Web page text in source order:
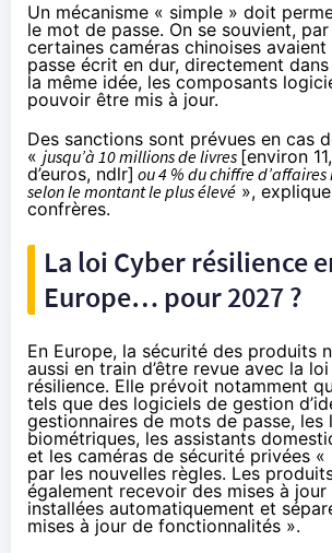
Un mécanisme « simple » doit
le mot de passe. On se souvient,
certaines caméras chinoises avaient
passe écrit en dur, directement
la même idée, les composants
pouvoir être mis à jour.
Des sanctions sont prévues en cas
« jusqu’à 10 millions de livres [environ
d’euros, ndlr] ou 4 % du chiffre
selon le montant le plus élevé »,
confrères.
La loi Cyber résilience
Europe… pour 2027 ?
En Europe, la sécurité des produits
aussi en train d’être revue avec la
résilience. Elle prévoit notamment
tels que des logiciels de gestion
gestionnaires de mots de passe, les
biométriques, les assistants
et les caméras de sécurité privées
par les nouvelles règles. Les
également recevoir des mises à
installées automatiquement et
mises à jour de fonctionnalités ».